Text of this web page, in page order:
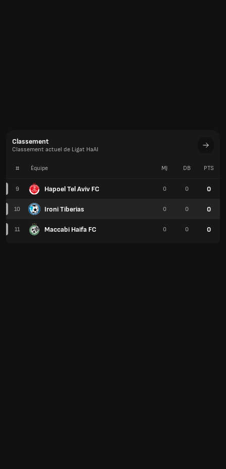
Classement
Classement actuel de Ligat HaAl
# Équipe
9 Hapoel Tel Aviv FC
10 Ironi Tiberias
11 Maccabi Haifa FC
MJ DB PTS
0 0 0
0 0 0
0 0 0